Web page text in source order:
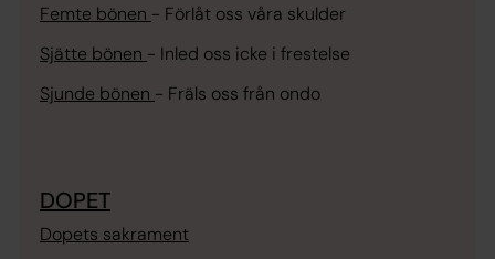
Femte bönen - Förlåt oss våra skulder
Sjätte bönen - Inled oss icke i frestelse
Sjunde bönen - Fräls oss från ondo
DOPET
Dopets sakrament